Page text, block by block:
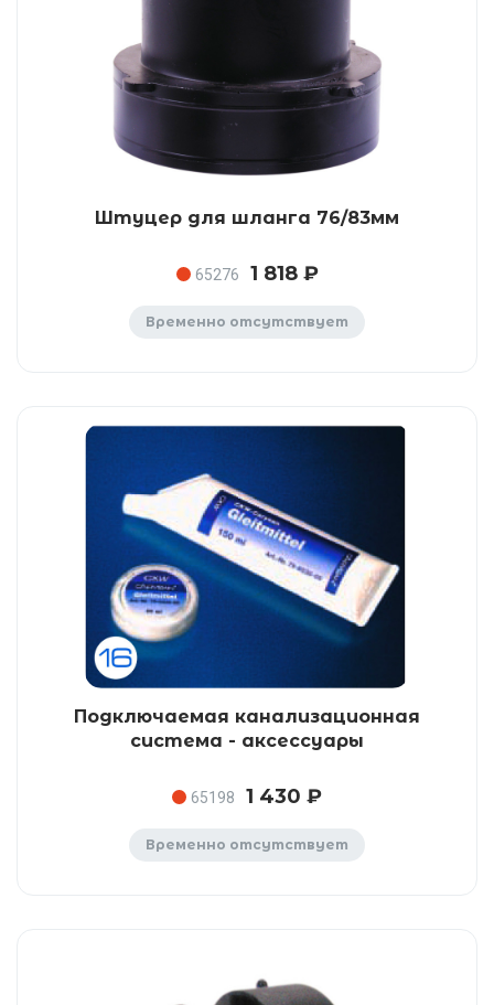
Штуцер для шланга 76/83мм
65276 1 818 ₽
Временно отсутствует
Подключаемая канализационная
система - аксессуары
65198 1 430 ₽
Временно отсутствует